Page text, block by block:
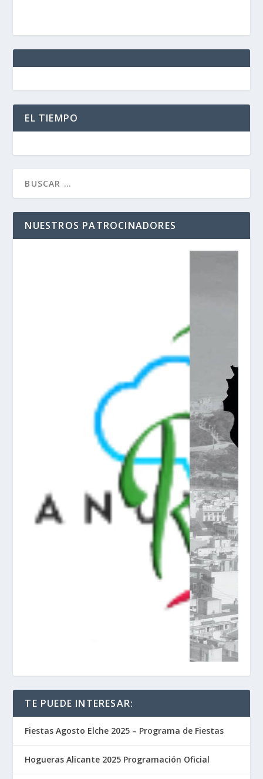
EL TIEMPO
NUESTROS PATROCINADORES
TE PUEDE INTERESAR:
Fiestas Agosto Elche 2025 – Programa de Fiestas
Hogueras Alicante 2025 Programación Oficial